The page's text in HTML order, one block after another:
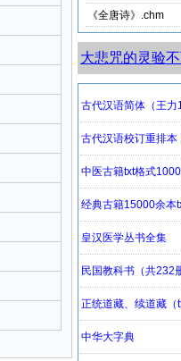
《全唐诗》.chm
大悲咒的灵验